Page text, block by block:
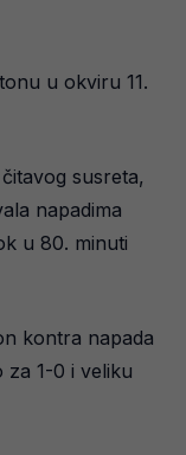
u okviru 11.
susreta,
napadima
u 80. minuti
kontra napada
za 1-0 i veliku